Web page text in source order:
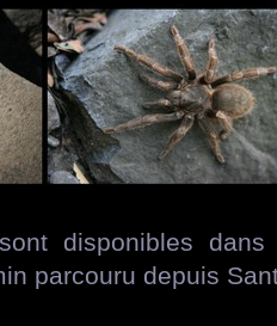
disponibles
parcouru depuis